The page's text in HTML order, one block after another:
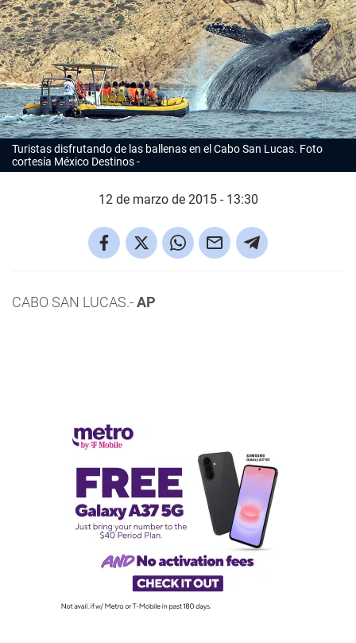
Turistas disfrutando de las ballenas en el Cabo San Lucas. Foto
cortesía México Destinos
12 de marzo de 2015 - 13:30
CABO SAN LUCAS.-AP